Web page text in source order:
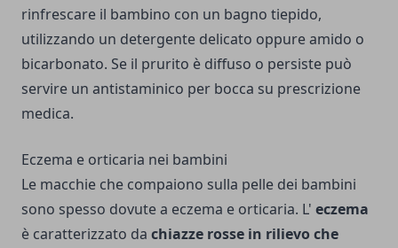
rinfrescare il bambino con un bagno tiepido,
utilizzando un detergente delicato oppure amido o
bicarbonato. Se il prurito è diffuso o persiste può
servire un antistaminico per bocca su prescrizione
medica.
Eczema e orticaria nei bambini
Le macchie che compaiono sulla pelle dei bambini
sono spesso dovute a eczema e orticaria. L' eczema
è caratterizzato da chiazze rosse in rilievo che